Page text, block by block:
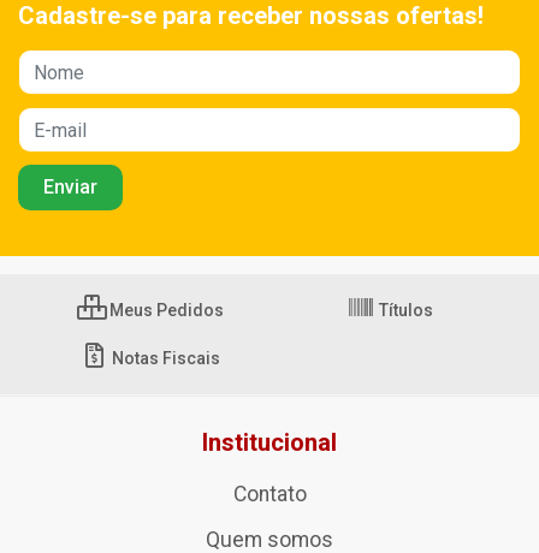
Cadastre-se para receber nossas ofertas!
Meus Pedidos Títulos
Notas Fiscais
Institucional
Contato
Quem somos